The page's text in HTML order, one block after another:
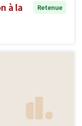
à la
Retenue